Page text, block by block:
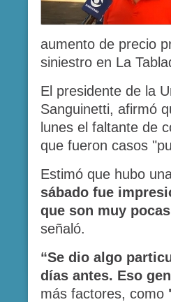
aumento de precio
siniestro en La
El presidente de la
Sanguinetti, afirmó
lunes el faltante de
que fueron casos
Estimó que hubo
sábado fue
que son muy
señaló.
“Se dio algo
días antes. Eso
más factores, como